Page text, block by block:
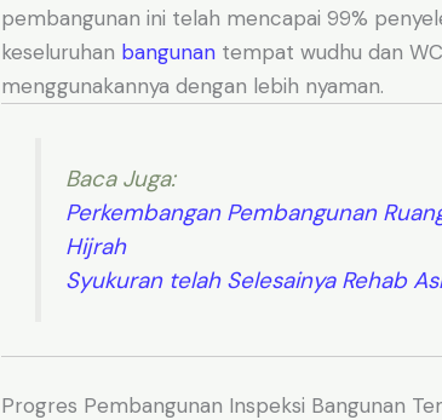
pembangunan ini telah mencapai 99%
keseluruhan bangunan tempat wudhu dan
menggunakannya dengan lebih nyaman.
Baca Juga:
Perkembangan Pembangunan
Hijrah
Syukuran telah Selesainya Rehab
Progres Pembangunan Inspeksi Bangunan